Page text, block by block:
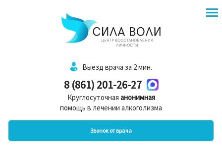
Выезд врача за 2 мин.
8 (861) 201-26-27
Круглосуточная анонимная
помощь в лечении алкоголизма
Звонок от врача